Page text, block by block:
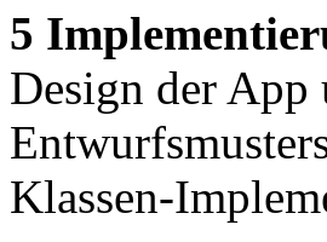
5
Design der App
Klassen-